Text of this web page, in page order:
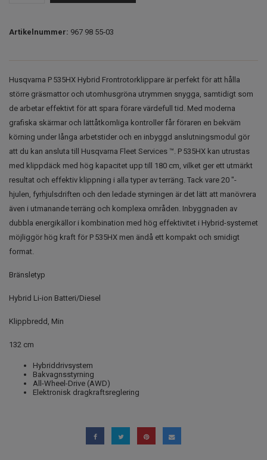
Artikelnummer: 967 98 55‑03
Husqvarna P 535HX Hybrid Frontrotorklippare är perfekt för att hålla
större gräsmattor och utomhusgröna utrymmen snygga, samtidigt som
de arbetar effektivt för att spara förare värdefull tid. Med moderna
grafiska skärmar och lättåtkomliga kontroller får föraren en bekväm
körning under långa arbetstider och en inbyggd anslutningsmodul gör
att du kan ansluta till Husqvarna Fleet Services ™. P 535HX kan utrustas
med klippdäck med hög kapacitet upp till 180 cm, vilket ger ett utmärkt
resultat och effektiv klippning i alla typer av terräng. Tack vare 20 "-
hjulen, fyrhjulsdriften och den ledade styrningen är det lätt att manövrera
även i utmanande terräng och komplexa områden. Inbyggnaden av
dubbla energikällor i kombination med hög effektivitet i Hybrid-systemet
möjliggör hög kraft för P 535HX men ändå ett kompakt och smidigt
format.
Bränsletyp
Hybrid Li-ion Batteri/Diesel
Klippbredd, Min
132 cm
Hybriddrivsystem
Bakvagnsstyrning
All-Wheel-Drive (AWD)
Elektronisk dragkraftsreglering